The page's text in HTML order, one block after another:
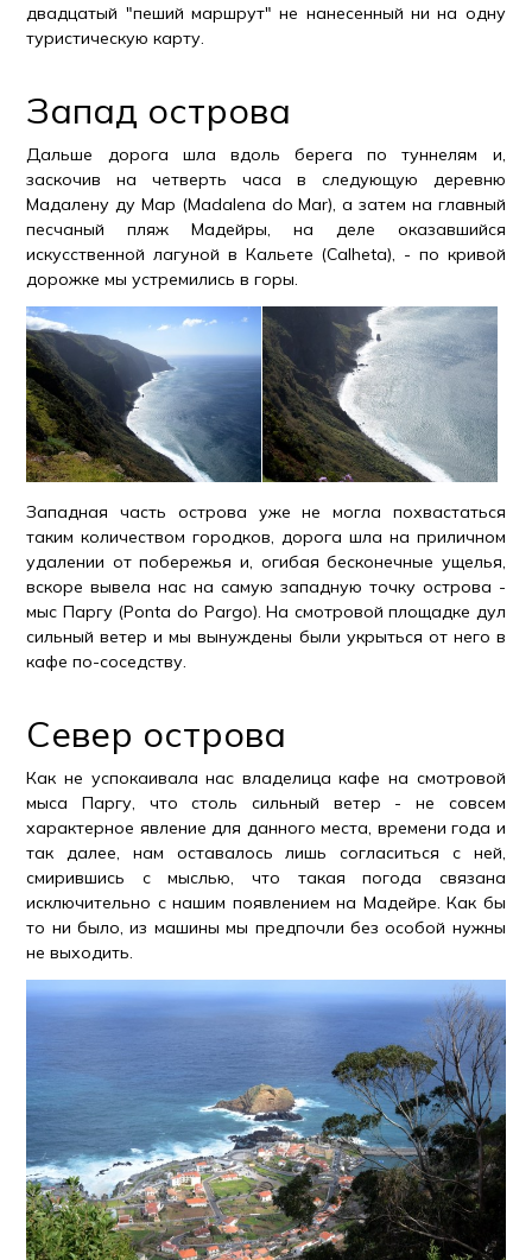
двадцатый "пеший маршрут" не нанесенный ни на одну
туристическую карту.
Запад острова
Дальше дорога шла вдоль берега по туннелям и,
заскочив на четверть часа в следующую деревню
Мадалену ду Мар (Madalena do Mar), а затем на главный
песчаный пляж Мадейры, на деле оказавшийся
искусственной лагуной в Кальете (Calheta), - по кривой
дорожке мы устремились в горы.
Западная часть острова уже не могла похвастаться
таким количеством городков, дорога шла на приличном
удалении от побережья и, огибая бесконечные ущелья,
вскоре вывела нас на самую западную точку острова -
мыс Паргу (Ponta do Pargo). На смотровой площадке дул
сильный ветер и мы вынуждены были укрыться от него в
кафе по-соседству.
Север острова
Как не успокаивала нас владелица кафе на смотровой
мыса Паргу, что столь сильный ветер - не совсем
характерное явление для данного места, времени года и
так далее, нам оставалось лишь согласиться с ней,
смирившись с мыслью, что такая погода связана
исключительно с нашим появлением на Мадейре. Как бы
то ни было, из машины мы предпочли без особой нужны
не выходить.